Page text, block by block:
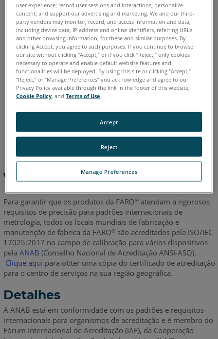
também
Quantum E Max Gage Max Quantum S Quantum M
Quantum E Gage Edge Fusion Prime Platinum
Legacy Quantum Titanium Advantage Digital Template
Scanner a laser Blink
Scanner a laser 3D Focus Core
Focus Premium
Focus Premium Max Focus S Focus S Plus
Focus M
Focus3D Focus3D X Focus3D X HDR Focus3D S Photon
Alemão Chinês Coreano Espanhol Francês Inglês
Visão geral
Para garantir que os produtos da FARO®atendam a rigorosos
requisitos de precisão para padrões internacionais de
metrologia, todos os locais mundiais de fabricação e
manutenção de fábrica da FARO®são acreditados pela ISO/IEC
17025:2017 no campo de calibração para vários dispositivos
pela ANAB (Conselho Nacional de Acreditação ANSI-ASQ).
Clique aqui para obter uma cópia do certificado de acreditação
para o centro de serviços na sua região geográfica.
Detalhes
A ANAB está em conformidade com os padrões e requisitos
internacionais para organismos de acreditação e é membro do
Fórum Internacional de Acreditação (IAF), da Cooperação
user experience; record user sessions and interactions; personalize
content; and support our advertising and marketing. We and our third-
party vendors may monitor, record, and access information and data,
including device data, IP address and online identifiers, referring URLs
and other browsing information, for these and similar purposes. By
clicking Accept, you agree to such purposes. If you continue to browse
our site without clicking “Accept,” or if you click “Reject,” only cookies
necessary to operate and enable default website features and
functionalities will be deployed. By using this site or clicking “Accept,”
“Reject,” or “Manage Preferences” you acknowledge and agree to our
Privacy Policy available through the link in the footer of this website,
Cookie Policy , andTerms of Use.
Manage Preferences
Reject
Accept